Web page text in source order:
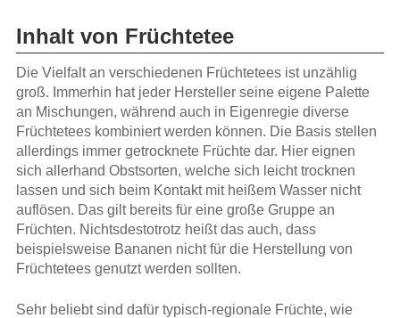
Inhalt von Früchtetee
Die Vielfalt an verschiedenen Früchtetees ist unzählig
groß. Immerhin hat jeder Hersteller seine eigene Palette
an Mischungen, während auch in Eigenregie diverse
Früchtetees kombiniert werden können. Die Basis stellen
allerdings immer getrocknete Früchte dar. Hier eignen
sich allerhand Obstsorten, welche sich leicht trocknen
lassen und sich beim Kontakt mit heißem Wasser nicht
auflösen. Das gilt bereits für eine große Gruppe an
Früchten. Nichtsdestotrotz heißt das auch, dass
beispielsweise Bananen nicht für die Herstellung von
Früchtetees genutzt werden sollten.
Sehr beliebt sind dafür typisch-regionale Früchte, wie